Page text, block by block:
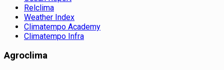
Relclima
Weather Index
Climatempo Academy
Climatempo Infra
Agroclima